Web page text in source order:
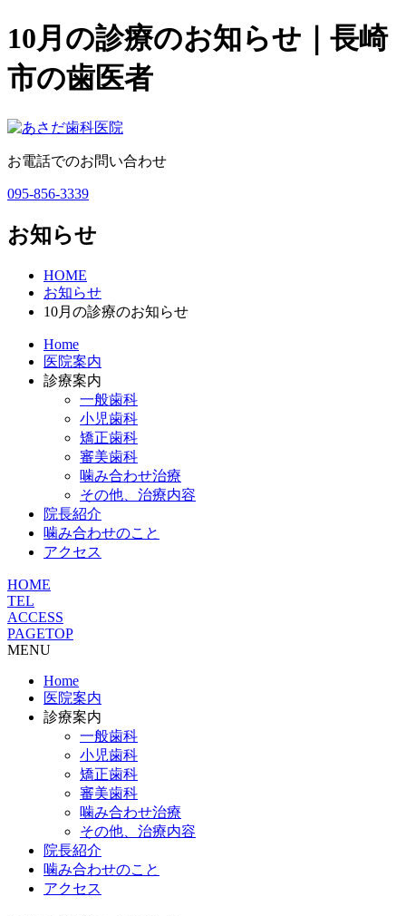
10月の診療のお知らせ｜長崎
市の歯医者
お電話でのお問い合わせ
095-856-3339
お知らせ
HOME
お知らせ
10月の診療のお知らせ
Home
医院案内
診療案内
一般歯科
小児歯科
矯正歯科
審美歯科
噛み合わせ治療
その他、治療内容
院長紹介
噛み合わせのこと
アクセス
HOME
TEL
ACCESS
PAGETOP
MENU
Home
医院案内
診療案内
一般歯科
小児歯科
矯正歯科
審美歯科
噛み合わせ治療
その他、治療内容
院長紹介
噛み合わせのこと
アクセス